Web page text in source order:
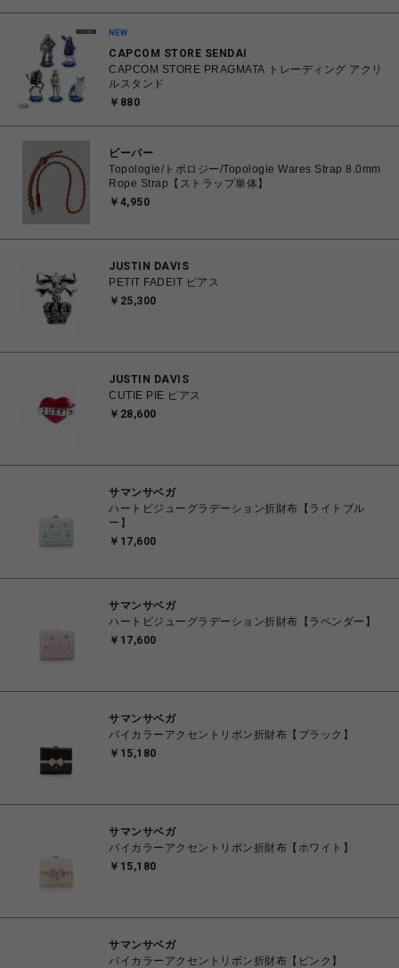
CAPCOM STORE SENDAI
CAPCOM STORE PRAGMATA トレーディング アクリ
ルスタンド
￥880
ビーバー
Topologie/トポロジー/Topologie Wares Strap 8.0mm
Rope Strap【ストラップ単体】
￥4,950
JUSTIN DAVIS
PETIT FADEIT ピアス
￥25,300
JUSTIN DAVIS
CUTIE PIE ピアス
￥28,600
サマンサベガ
ハートビジューグラデーション折財布【ライトブル
ー】
￥17,600
サマンサベガ
ハートビジューグラデーション折財布【ラベンダー】
￥17,600
サマンサベガ
バイカラーアクセントリボン折財布【ブラック】
￥15,180
サマンサベガ
バイカラーアクセントリボン折財布【ホワイト】
￥15,180
サマンサベガ
バイカラーアクセントリボン折財布【ピンク】